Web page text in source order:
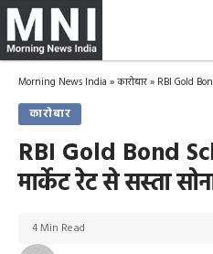
Morning News India »कारोबार» RBI Gold
कारोबार
RBI Gold Bond
मार्केट रेट से सस्ता
4 Min Read